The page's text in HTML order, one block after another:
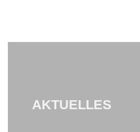
AKTUELLES